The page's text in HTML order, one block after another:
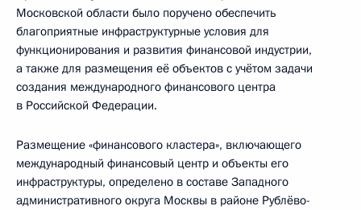
Московской области было поручено обеспечить
благоприятные инфраструктурные условия для
функционирования и развития финансовой индустрии,
а также для размещения её объектов с учётом задачи
создания международного финансового центра
в Российской Федерации.
Размещение «финансового кластера», включающего
международный финансовый центр и объекты его
инфраструктуры, определено в составе Западного
административного округа Москвы в районе Рублёво-